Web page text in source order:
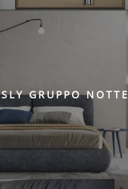
SLY GRUPPO NOTTE